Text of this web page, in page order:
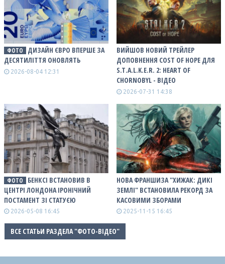
ФОТО
ДИЗАЙН ЄВРО ВПЕРШЕ ЗА
ДЕСЯТИЛІТТЯ ОНОВЛЯТЬ
2026-08-04 12:31
ВИЙШОВ НОВИЙ ТРЕЙЛЕР
ДОПОВНЕННЯ COST OF HOPE ДЛЯ
S.T.A.L.K.E.R. 2: HEART OF
CHORNOBYL - ВІДЕО
2026-07-31 14:38
ФОТО
БЕНКСІ ВСТАНОВИВ В
ЦЕНТРІ ЛОНДОНА ІРОНІЧНИЙ
ПОСТАМЕНТ ЗІ СТАТУЄЮ
2026-05-08 16:45
НОВА ФРАНШИЗА "ХИЖАК: ДИКІ
ЗЕМЛІ" ВСТАНОВИЛА РЕКОРД ЗА
КАСОВИМИ ЗБОРАМИ
2025-11-15 16:45
ВСЕ СТАТЬИ РАЗДЕЛА "ФОТО-ВІДЕО"